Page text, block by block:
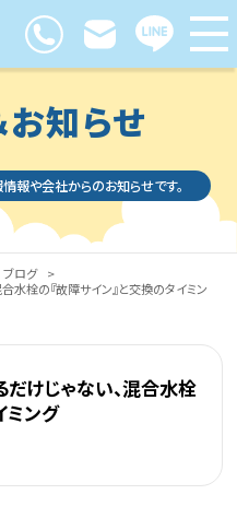
知らせ
報や会社からのお知らせです。
ブログ
>
水栓の『故障サイン』と交換のタイミン
けじゃない、混合水栓
ミング